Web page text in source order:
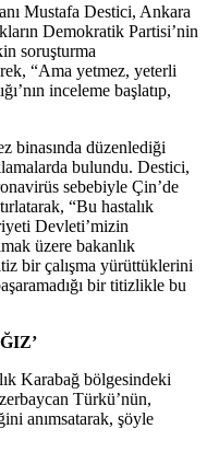
Mustafa Destici, Ankara
Demokratik Partisi’nin
soruşturma
“Ama yetmez, yeterli
inceleme başlatıp,
binasında düzenlediği
bulundu. Destici,
sebebiyle Çin’de
“Bu hastalık
Devleti’mizin
üzere bakanlık
bir çalışma yürüttüklerini
bir titizlikle bu
Karabağ bölgesindeki
Türkü’nün,
anımsatarak, şöyle